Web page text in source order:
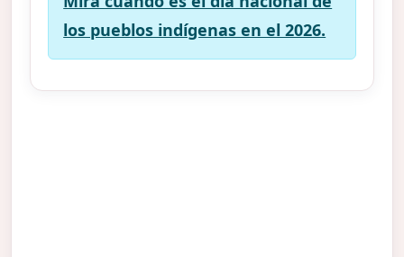
los pueblos indígenas en el 2026.